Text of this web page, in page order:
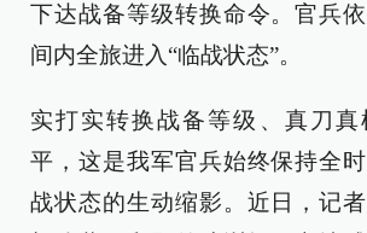
下达战备等级转换命令。官兵
间内全旅进入“临战状态”。
实打实转换战备等级、真刀真
平，这是我军官兵始终保持全
战状态的生动缩影。近日，记